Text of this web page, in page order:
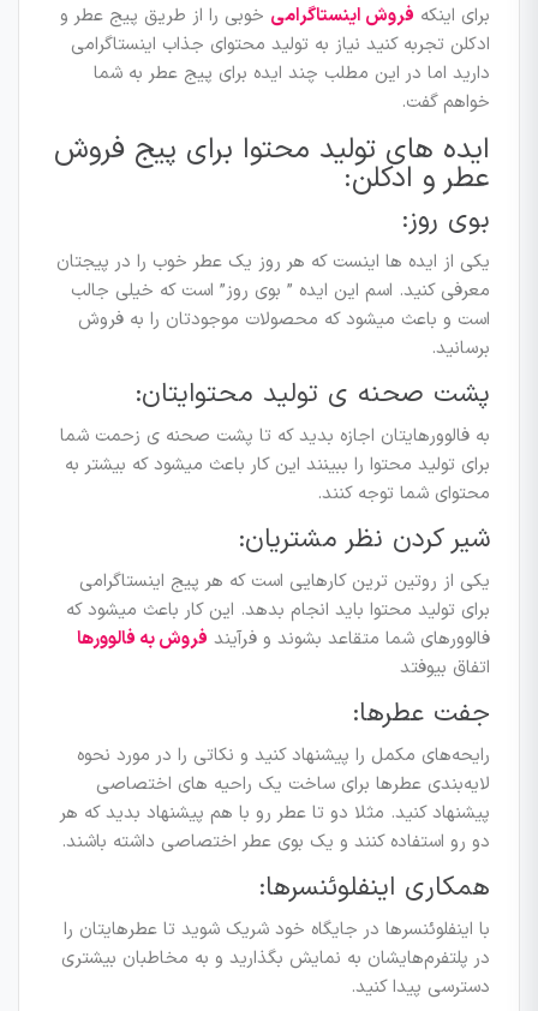
برای اینکه فروش اینستاگرامی خوبی را از طریق پیج عطر و
ادکلن تجربه کنید نیاز به تولید محتوای جذاب اینستاگرامی
دارید اما در این مطلب چند ایده برای پیج عطر به شما
خواهم گفت.
ایده های تولید محتوا برای پیج فروش
عطر و ادکلن:
بوی روز:
یکی از ایده ها اینست که هر روز یک عطر خوب را در پیجتان
معرفی کنید. اسم این ایده ” بوی روز” است که خیلی جالب
است و باعث میشود که محصولات موجودتان را به فروش
برسانید.
پشت صحنه ی تولید محتوایتان:
به فالوورهایتان اجازه بدید که تا پشت صحنه ی زحمت شما
برای تولید محتوا را ببینند این کار باعث میشود که بیشتر به
محتوای شما توجه کنند.
شیر کردن نظر مشتریان:
یکی از روتین ترین کارهایی است که هر پیج اینستاگرامی
برای تولید محتوا باید انجام بدهد. این کار باعث میشود که
فالوورهای شما متقاعد بشوند و فرآیند فروش به فالوورها
اتفاق بیوفتد
جفت عطرها:
رایحه‌های مکمل را پیشنهاد کنید و نکاتی را در مورد نحوه
لایه‌بندی عطرها برای ساخت یک راحیه های اختصاصی
پیشنهاد کنید. مثلا دو تا عطر رو با هم پیشنهاد بدید که هر
دو رو استفاده کنند و یک بوی عطر اختصاصی داشته باشند.
همکاری اینفلوئنسرها:
با اینفلوئنسرها در جایگاه خود شریک شوید تا عطرهایتان را
در پلتفرم‌هایشان به نمایش بگذارید و به مخاطبان بیشتری
دسترسی پیدا کنید.